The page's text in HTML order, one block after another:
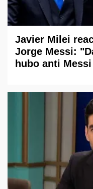
Javier Milei
Jorge Messi:
hubo anti